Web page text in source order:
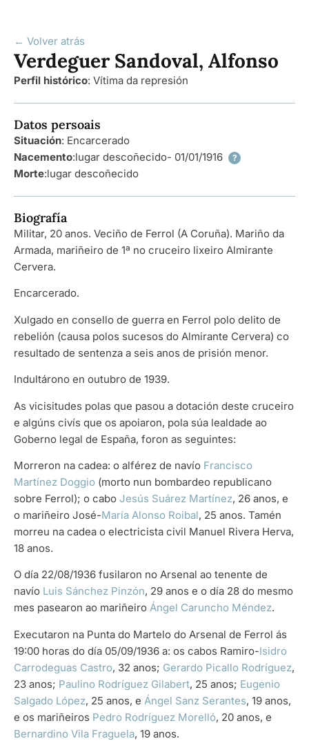
← Volver atrás
Verdeguer Sandoval, Alfonso
Perfil histórico: Vítima da represión
Datos persoais
Situación: Encarcerado
Nacemento:lugar descoñecido- 01/01/1916 ?
Morte:lugar descoñecido
Biografía
Militar, 20 anos. Veciño de Ferrol (A Coruña). Mariño da
Armada, mariñeiro de 1ª no cruceiro lixeiro Almirante
Cervera.
Encarcerado.
Xulgado en consello de guerra en Ferrol polo delito de
rebelión (causa polos sucesos do Almirante Cervera) co
resultado de sentenza a seis anos de prisión menor.
Indultárono en outubro de 1939.
As vicisitudes polas que pasou a dotación deste cruceiro
e algúns civís que os apoiaron, pola súa lealdade ao
Goberno legal de España, foron as seguintes:
Morreron na cadea: o alférez de navío Francisco
Martínez Doggio (morto nun bombardeo republicano
sobre Ferrol); o cabo Jesús Suárez Martínez, 26 anos, e
o mariñeiro José-María Alonso Roibal, 25 anos. Tamén
morreu na cadea o electricista civil Manuel Rivera Herva,
18 anos.
O día 22/08/1936 fusilaron no Arsenal ao tenente de
navío Luis Sánchez Pinzón, 29 anos e o día 28 do mesmo
mes pasearon ao mariñeiro Ángel Caruncho Méndez.
Executaron na Punta do Martelo do Arsenal de Ferrol ás
19:00 horas do día 05/09/1936 a: os cabos Ramiro-Isidro
Carrodeguas Castro, 32 anos; Gerardo Picallo Rodríguez,
23 anos; Paulino Rodríguez Gilabert, 25 anos; Eugenio
Salgado López, 25 anos, e Ángel Sanz Serantes, 19 anos,
e os mariñeiros Pedro Rodríguez Morelló, 20 anos, e
Bernardino Vila Fraguela, 19 anos.